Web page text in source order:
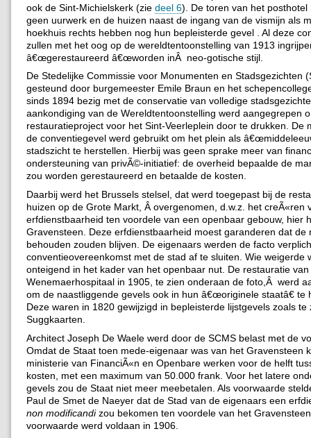
ook de Sint-Michielskerk (zie deel 6). De toren van het posthotel
geen uurwerk en de huizen naast de ingang van de vismijn als
hoekhuis rechts hebben nog hun bepleisterde gevel . Al deze
zullen met het oog op de wereldtentoonstelling van 1913
â€œgerestaureerd â€œworden inÂ neo-gotische stijl.
De Stedelijke Commissie voor Monumenten en Stadsgezichten
gesteund door burgemeester Emile Braun en het
sinds 1894 bezig met de conservatie van volledige
aankondiging van de Wereldtentoonstelling werd aangegrepen
restauratieproject voor het Sint-Veerleplein door te drukken. De
de conventiegevel werd gebruikt om het plein als
stadszicht te herstellen. Hierbij was geen sprake meer van
ondersteuning van privÃ©-initiatief: de overheid bepaalde de
zou worden gerestaureerd en betaalde de kosten.
Daarbij werd het Brussels stelsel, dat werd toegepast bij de
huizen op de Grote Markt, Â overgenomen, d.w.z. het creÃ«ren
erfdienstbaarheid ten voordele van een openbaar gebouw, hier
Gravensteen. Deze erfdienstbaarheid moest garanderen dat de
behouden zouden blijven. De eigenaars werden de facto
conventieovereenkomst met de stad af te sluiten. Wie weigerde
onteigend in het kader van het openbaar nut. De restauratie van
Wenemaerhospitaal in 1905, te zien onderaan de foto,Â werd
om de naastliggende gevels ook in hun â€œoriginele staatâ€ te
Deze waren in 1820 gewijzigd in bepleisterde lijstgevels zoals te
Suggkaarten.
Architect Joseph De Waele werd door de SCMS belast met de
Omdat de Staat toen mede-eigenaar was van het Gravensteen
ministerie van FinanciÃ«n en Openbare werken voor de helft
kosten, met een maximum van 50.000 frank. Voor het latere
gevels zou de Staat niet meer meebetalen. Als voorwaarde
Paul de Smet de Naeyer dat de Stad van de eigenaars een
non modificandizou bekomen ten voordele van het
voorwaarde werd voldaan in 1906.